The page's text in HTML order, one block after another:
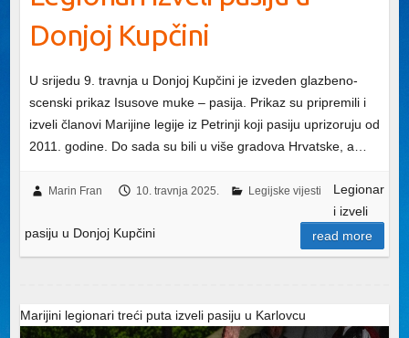
Donjoj Kupčini
U srijedu 9. travnja u Donjoj Kupčini je izveden glazbeno-
scenski prikaz Isusove muke – pasija. Prikaz su pripremili i
izveli članovi Marijine legije iz Petrinji koji pasiju uprizoruju od
2011. godine. Do sada su bili u više gradova Hrvatske, a…
Marin Fran 10. travnja 2025. Legijske vijesti
Legionar
i izveli
pasiju u Donjoj Kupčini
read more
Marijini legionari treći puta izveli pasiju u Karlovcu